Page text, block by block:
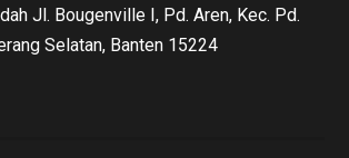
Jl. Bougenville I, Pd. Aren, Kec. Pd.
Selatan, Banten 15224